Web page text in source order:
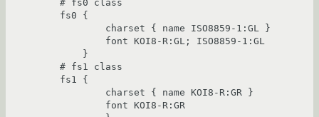
# fs0 class
fs0 {
# fs1 class
fs1 {